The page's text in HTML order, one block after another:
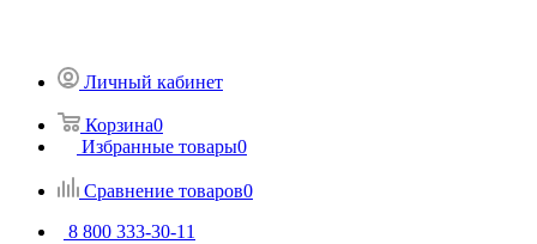
Личный кабинет
Корзина0
Избранные товары0
Сравнение товаров0
8 800 333-30-11